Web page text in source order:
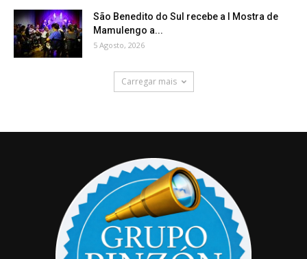
São Benedito do Sul recebe a I Mostra de
Mamulengo a...
5 Agosto, 2026
Carregar mais